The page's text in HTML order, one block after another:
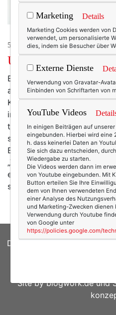
50+ LIFESTYLE
Über das Lächeln
Es war letzte Woche, ich
aufgestanden, drehte das
Kaffee kochte. Die
immer: Flüchtlinge erstickt,
tägliche Horror. Ich
setzte mich an den
Blogposting noch mal
„Veröffentlichen“. Es fühlte
ersten Mal fragte ich mich,
so viel Herzblut schreibe,…
DATENSCHUTZERKLÄRUNG
Site byblogwork.deund
Marketing Details
Marketing Cookies werden von
verwendet, um personalisierte
dies, indem sie Besucher über
Externe Dienste
Verwendung von Gravatar-
Einbinden von Schriftarten von
YouTube Videos
In einigen Beiträgen auf
eingebunden. Hierbei wird eine
h. dass keinerlei Daten an
Sie sich dazu entscheiden,
Wiedergabe zu starten.
Die Videos werden dann im
von Youtube eingebunden. Mit
Button erteilen Sie Ihre
dem von Ihnen verwendeten
einer Analyse des
und Marketing-Zwecken dienen
Verwendung durch Youtube
von Google unter
https://policies.google.com/